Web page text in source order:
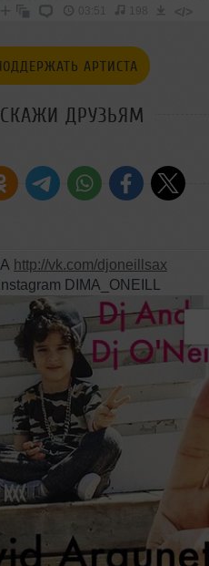
03:51 198 </>
АРТИСТА
ДРУЗЬЯМ
http://vk.com/djoneillsax
DIMA_ONEILL